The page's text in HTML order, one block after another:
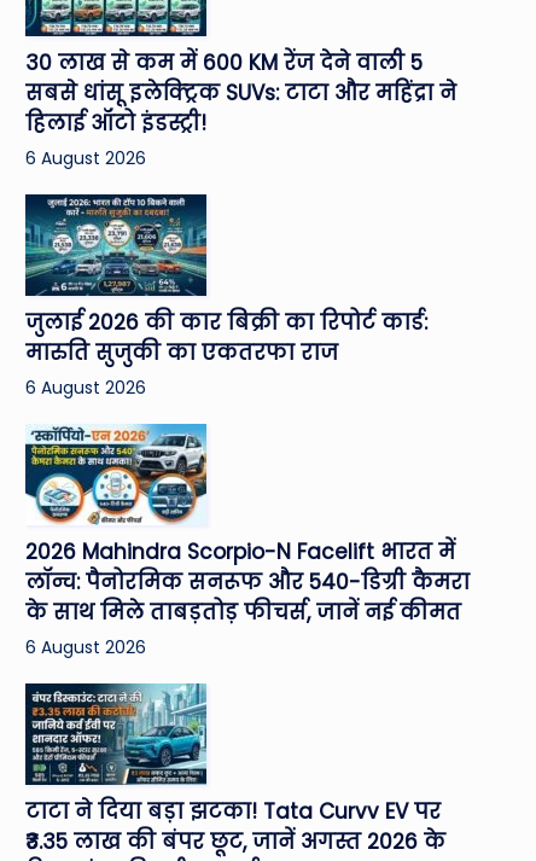
30 लाख से कम में 600 KM रेंज देने वाली 5
सबसे धांसू इलेक्ट्रिक SUVs: टाटा और महिंद्रा ने
हिलाई ऑटो इंडस्ट्री!
6 August 2026
जुलाई 2026 की कार बिक्री का रिपोर्ट कार्ड:
मारुति सुजुकी का एकतरफा राज
6 August 2026
2026 Mahindra Scorpio-N Facelift भारत में
लॉन्च: पैनोरमिक सनरूफ और 540-डिग्री कैमरा
के साथ मिले ताबड़तोड़ फीचर्स, जानें नई कीमत
6 August 2026
टाटा ने दिया बड़ा झटका! Tata Curvv EV पर
₹3.35 लाख की बंपर छूट, जानें अगस्त 2026 के